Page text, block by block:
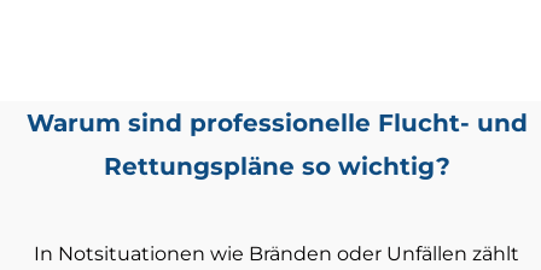
Warum sind professionelle Flucht- und
Rettungspläne so wichtig?
In Notsituationen wie Bränden oder Unfällen zählt